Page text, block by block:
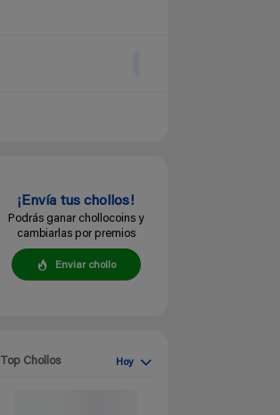
¡Envía tus chollos!
Podrás ganar chollocoins y
cambiarlas por premios
Enviar chollo
Top Chollos Hoy